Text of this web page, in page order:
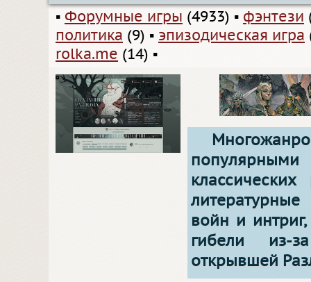
▪ Форумные игры (4933) ▪ фэнтези
политика (9) ▪ эпизодическая игра
rolka.me (14) ▪
войн и
гибели из-
открывшей